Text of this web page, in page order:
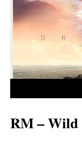
RM – Wild